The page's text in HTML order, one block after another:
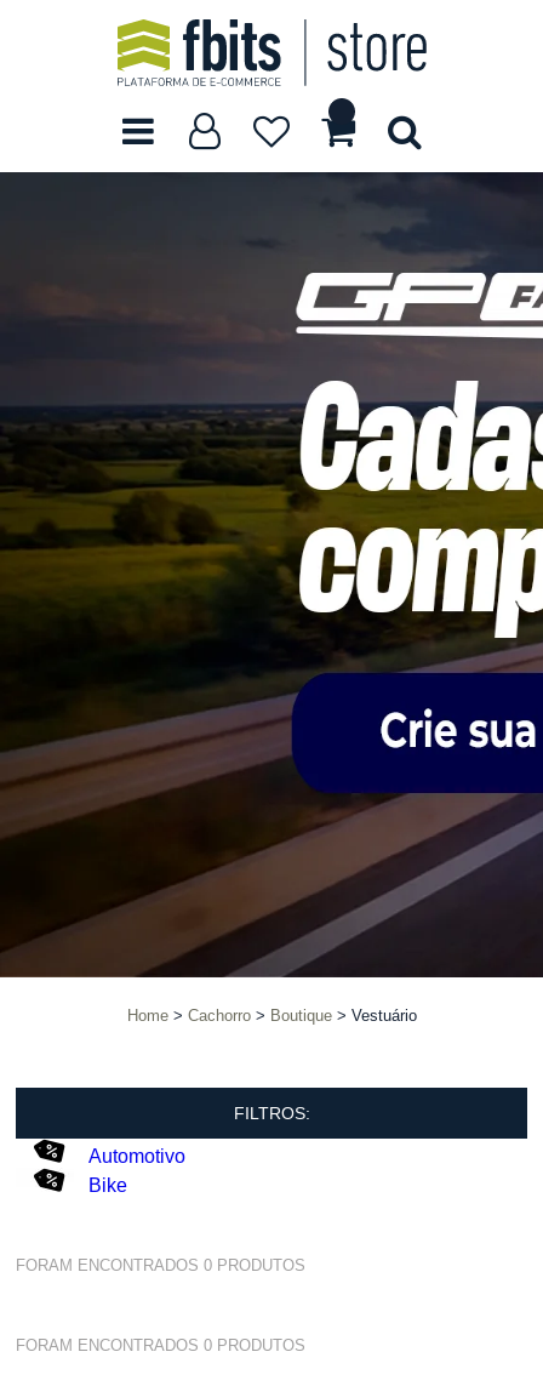
Home Cachorro Boutique Vestuário
FILTROS:
Automotivo
Bike
FORAM ENCONTRADOS0 PRODUTOS
FORAM ENCONTRADOS0 PRODUTOS